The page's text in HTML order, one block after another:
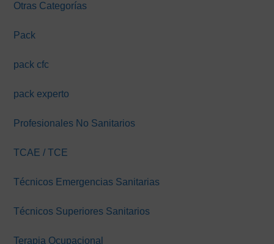
Otras Categorías
Pack
pack cfc
pack experto
Profesionales No Sanitarios
TCAE / TCE
Técnicos Emergencias Sanitarias
Técnicos Superiores Sanitarios
Terapia Ocupacional